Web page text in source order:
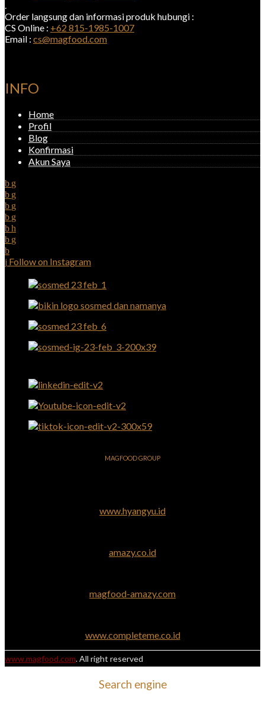
Order langsung dan informasi produk hubungi :
CS Online : +62 815-1985-1007
Email : cs@magfood.com
INFO
Home
Profil
Blog
Konfirmasi
Akun Saya
Follow on Instagram
MAGFOOD GROUP
www.hyangyu.id
amazy.co.id
magfood-amazy.com
www.completeme.co.id
www.magfood.com. All right reserved
Search engine